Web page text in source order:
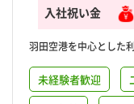
入社祝い金
羽田空港を中心とした
未経験者歓迎